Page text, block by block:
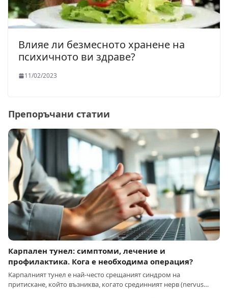
Влияе ли безмесното хранене на
психичното ви здраве?
11/02/2023
Препоръчани статии
Карпален тунел: симптоми, лечение и
профилактика. Кога е необходима операция?
Карпалният тунел е най-често срещаният синдром на
притискане, който възниква, когато срединният нерв (nervus…